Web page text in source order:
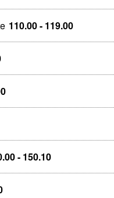
110.00 - 119.00
- 150.10